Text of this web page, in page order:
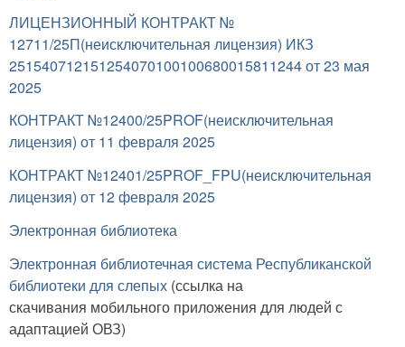
ЛИЦЕНЗИОННЫЙ КОНТРАКТ №
12711/25П(неисключительная лицензия) ИКЗ
251540712151254070100100680015811244 от 23 мая
2025
КОНТРАКТ №12400/25PROF(неисключительная
лицензия) от 11 февраля 2025
КОНТРАКТ №12401/25PROF_FPU(неисключительная
лицензия) от 12 февраля 2025
Электронная библиотека
Электронная библиотечная система Республиканской
библиотеки для слепых (ссылка на
скачивания мобильного приложения для людей с
адаптацией ОВЗ)